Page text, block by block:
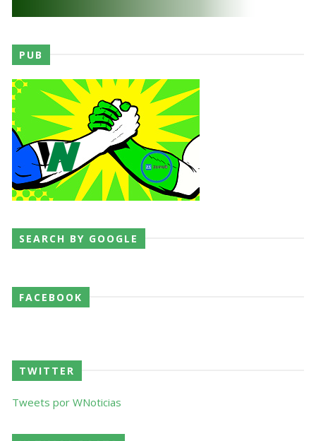
PUB
SEARCH BY GOOGLE
FACEBOOK
TWITTER
Tweets por WNoticias